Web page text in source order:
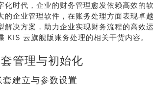
化时代，企业的财务管理愈发依赖高效的
的企业管理软件，在账务处理方面表现卓
解决方案，助力企业实现财务流程的高效
KIS 云旗舰版账务处理的相关干货内容。
管理与初始化
套建立与参数设置